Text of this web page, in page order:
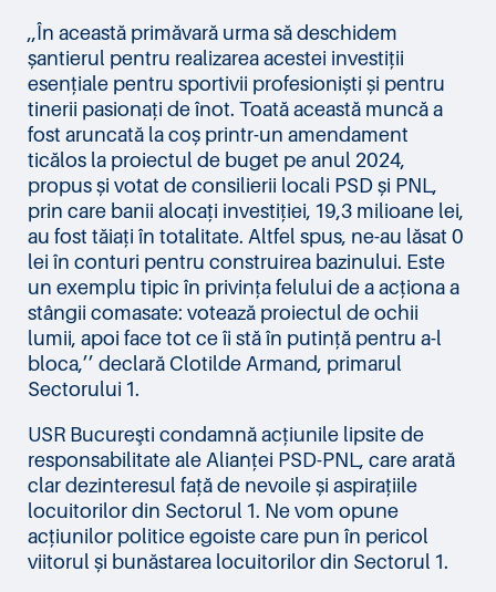
,,În această primăvară urma să deschidem
șantierul pentru realizarea acestei investiții
esențiale pentru sportivii profesioniști și pentru
tinerii pasionați de înot. Toată această muncă a
fost aruncată la coș printr-un amendament
ticălos la proiectul de buget pe anul 2024,
propus și votat de consilierii locali PSD și PNL,
prin care banii alocați investiției, 19,3 milioane lei,
au fost tăiați în totalitate. Altfel spus, ne-au lăsat 0
lei în conturi pentru construirea bazinului. Este
un exemplu tipic în privința felului de a acționa a
stângii comasate: votează proiectul de ochii
lumii, apoi face tot ce îi stă în putință pentru a-l
bloca,’’ declară Clotilde Armand, primarul
Sectorului 1.
USR Bucureşti condamnă acțiunile lipsite de
responsabilitate ale Alianței PSD-PNL, care arată
clar dezinteresul față de nevoile și aspirațiile
locuitorilor din Sectorul 1. Ne vom opune
acțiunilor politice egoiste care pun în pericol
viitorul și bunăstarea locuitorilor din Sectorul 1.